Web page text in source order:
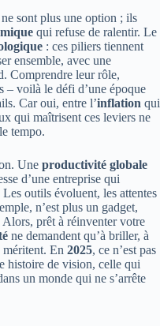
ne sont plus une option ; ils
qui refuse de ralentir. Le
: ces piliers tiennent
ensemble, avec une
Comprendre leur rôle,
– voilà le défi d’une époque
Car oui, entre l’inflation qui
qui maîtrisent ces leviers ne
tempo.
Une productivité globale
d’une entreprise qui
outils évoluent, les attentes
n’est plus un gadget,
Alors, prêt à réinventer votre
ne demandent qu’à briller, à
En 2025, ce n’est pas
histoire de vision, celle qui
un monde qui ne s’arrête